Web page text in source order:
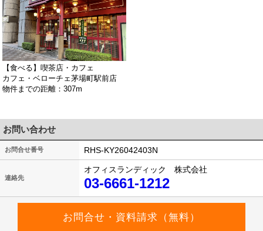
【食べる】喫茶店・カフェ
カフェ・ベローチェ茅場町駅前店
物件までの距離：307m
お問い合わせ
お問合せ番号 RHS-KY26042403N
連絡先
オフィスランディック 株式会社
03-6661-1212